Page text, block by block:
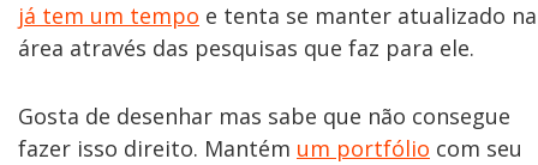
já tem um tempo e tenta se manter atualizado na
área através das pesquisas que faz para ele.
Gosta de desenhar mas sabe que não consegue
fazer isso direito. Mantém um portfólio com seu